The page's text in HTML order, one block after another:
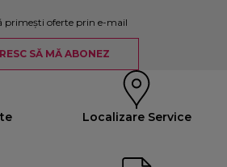
primești oferte prin e-mail
SĂ MĂ ABONEZ
Localizare Service